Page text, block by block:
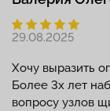
29.08.2025
Хочу выразить
Более 3х лет
вопросу узлов